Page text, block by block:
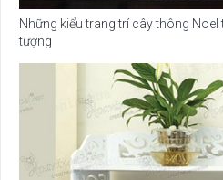
Những kiểu trang trí cây thông Noel
tượng